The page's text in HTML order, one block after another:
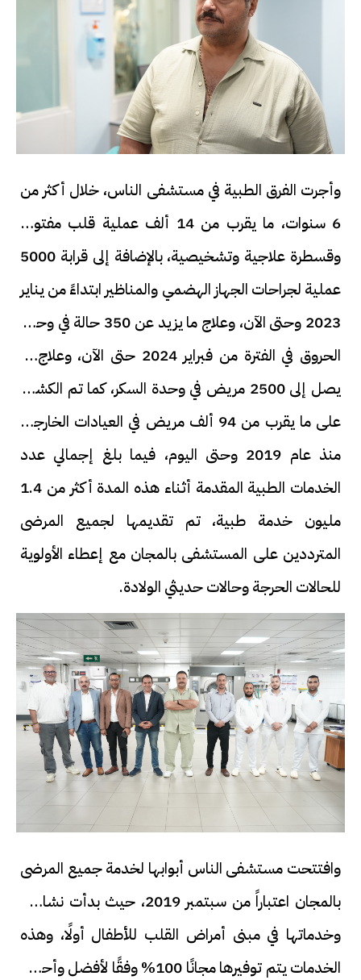
وأجرت الفرق الطبية في مستشفى الناس، خلال أكثر من
6 سنوات، ما يقرب من 14 ألف عملية قلب مفتوح،
وقسطرة علاجية وتشخيصية، بالإضافة إلى قرابة 5000
عملية لجراحات الجهاز الهضمي والمناظير ابتداءً من يناير
2023 وحتى الآن، وعلاج ما يزيد عن 350 حالة في وحدة
الحروق في الفترة من فبراير 2024 حتى الآن، وعلاج ما
يصل إلى 2500 مريض في وحدة السكر، كما تم الكشف
على ما يقرب من 94 ألف مريض في العيادات الخارجية
منذ عام 2019 وحتى اليوم، فيما بلغ إجمالي عدد
الخدمات الطبية المقدمة أثناء هذه المدة أكثر من 1.4
مليون خدمة طبية، تم تقديمها لجميع المرضى
المترددين على المستشفى بالمجان مع إعطاء الأولوية
للحالات الحرجة وحالات حديثي الولادة.
وافتتحت مستشفى الناس أبوابها لخدمة جميع المرضى
بالمجان اعتباراً من سبتمبر 2019، حيث بدأت نشاطها
وخدماتها في مبنى أمراض القلب للأطفال أولًا، وهذه
الخدمات يتم توفيرها مجانًا 100% وفقًا لأفضل وأحدث